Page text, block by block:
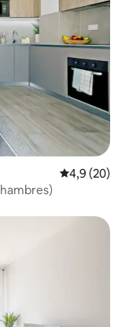
Évaluation
4,9 (20)